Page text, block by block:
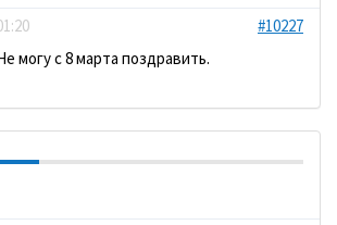
#10227
могу с 8 марта поздравить.